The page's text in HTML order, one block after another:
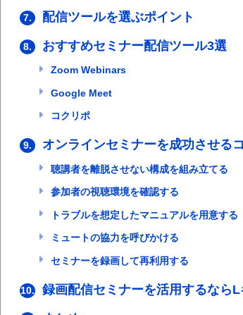
7. 配信ツールを選ぶポイント
8. おすすめセミナー配信ツール3選
Zoom Webinars
Google Meet
コクリポ
9. オンラインセミナーを成功させる
聴講者を離脱させない構成を組み立てる
参加者の視聴環境を確認する
トラブルを想定したマニュアルを用意する
ミュートの協力を呼びかける
セミナーを録画して再利用する
10. 録画配信セミナーを活用するなら